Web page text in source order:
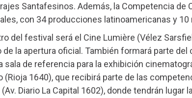
Santafesinos. Además, la Competencia de
con 34 producciones latinoamericanas y 10
del festival será el Cine Lumière (Vélez
de la apertura oficial. También formará parte del
sala de referencia para la exhibición
(Rioja 1640), que recibirá parte de las
Diario La Capital 1602), donde tendrán